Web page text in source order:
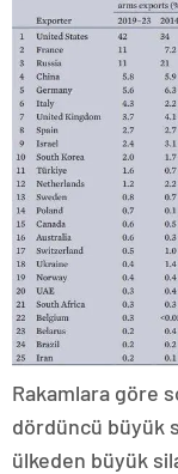
Rakamlara göre
dördüncü büyük
ülkeden büyük